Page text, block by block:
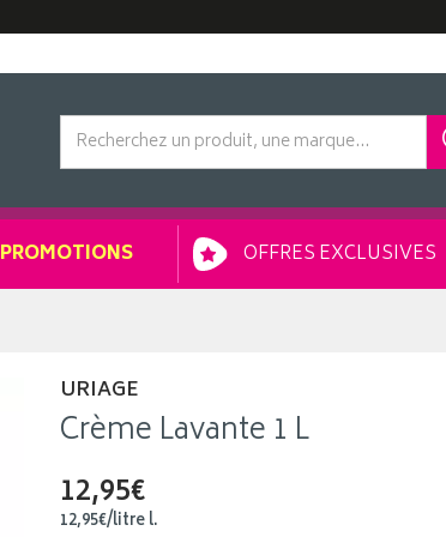
PROMOTIONS OFFRES EXCLUSIVES
URIAGE
Crème Lavante 1 L
12,95€
12,95€/litrel.